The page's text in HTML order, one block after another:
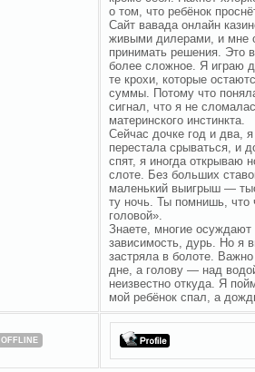
о том, что ребёнок
Сайт вавада онлайн
живыми дилерами, и мне
принимать решения. Это
более сложное. Я играю
те крохи, которые
суммы. Потому что
сигнал, что я не
материнского инстинкта.
Сейчас дочке год и два,
перестала срываться, и
спят, я иногда открываю
слоте. Без больших
маленький выигрыш —
ту ночь. Ты помнишь, что
головой».
Знаете, многие осуждают
зависимость, дурь. Но я
застряла в болоте.
дне, а голову — над
неизвестно откуда. Я
мой ребёнок спал, а
OFFLINE